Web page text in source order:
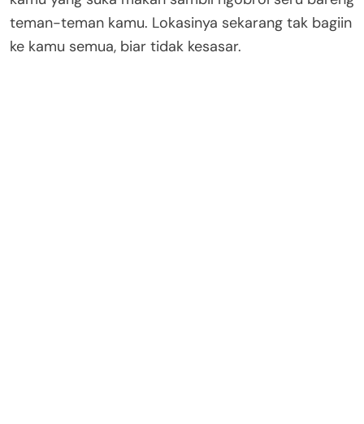
teman-teman kamu. Lokasinya sekarang tak bagiin
ke kamu semua, biar tidak kesasar.